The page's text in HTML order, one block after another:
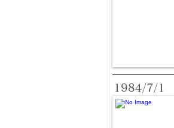
1984/7/1